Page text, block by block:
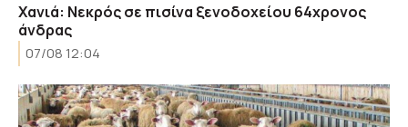
Χανιά: Νεκρός σε πισίνα ξενοδοχείου 64χρονος
άνδρας
07/08 12:04